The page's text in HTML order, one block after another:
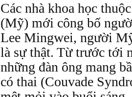
Các nhà khoa học
(Mỹ) mới công bố
Lee Mingwei, người
là sự thật. Từ trước tới
những đàn ông mang
có thai (Couvade